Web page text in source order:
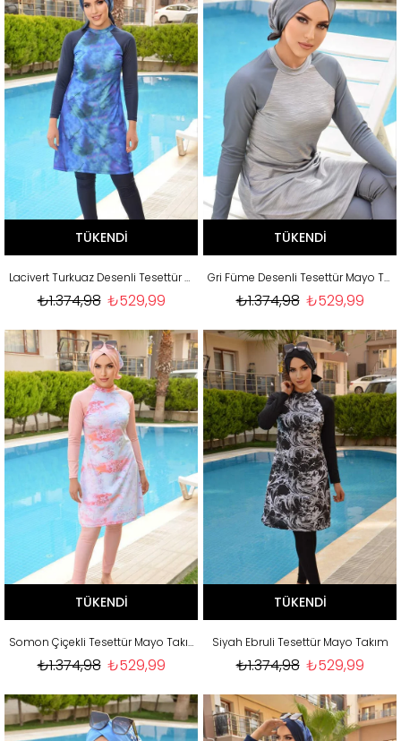
TÜKENDI
Lacivert Turkuaz Desenli Tesettür Mayo Takım
₺529,99
₺1.374,98
TÜKENDI
Gri Füme Desenli Tesettür Mayo Takım
₺529,99
₺1.374,98
TÜKENDI
Somon Çiçekli Tesettür Mayo Takım
₺529,99
₺1.374,98
TÜKENDI
Siyah Ebruli Tesettür Mayo Takım
₺529,99
₺1.374,98